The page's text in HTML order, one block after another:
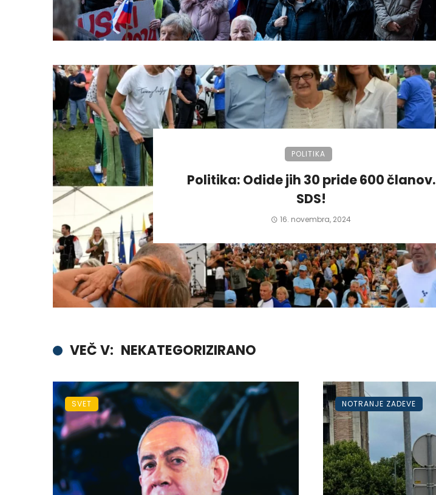
POLITIKA
Politika: Odide jih 30 pride 600 članov.
SDS!
16. novembra, 2024
VEČ V: NEKATEGORIZIRANO
SVET NOTRANJE ZADEVE